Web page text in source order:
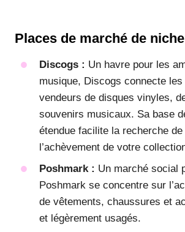
Places de marché de niche
Discogs : Un havre pour les
musique, Discogs connecte
vendeurs de disques vinyles,
souvenirs musicaux. Sa base
étendue facilite la recherche
l’achèvement de votre
Poshmark : Un marché social
Poshmark se concentre sur
de vêtements, chaussures et
et légèrement usagés.